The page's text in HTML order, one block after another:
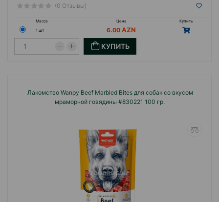
(0 Отзывы)
Масса Цена
Купить
1 шт
6.00
КУПИТЬ
Лакомство Wanpy Beef Marbled Bites для собак со вкусом
мраморной говядины #830221 100 гр.